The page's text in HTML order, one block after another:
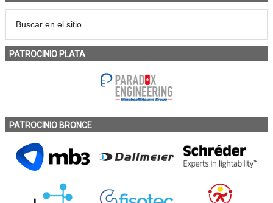
PATROCINIO PLATA
PATROCINIO BRONCE